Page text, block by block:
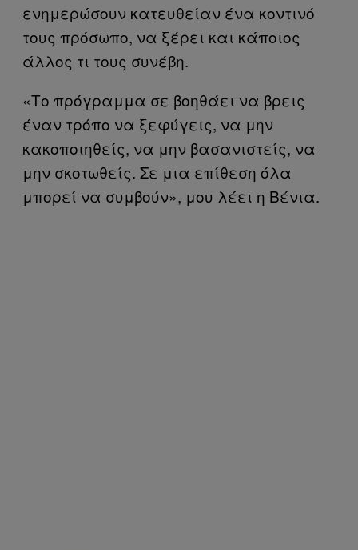
ενημερώσουν κατευθείαν ένα κοντινό
τους πρόσωπο, να ξέρει και κάποιος
άλλος τι τους συνέβη.
«Το πρόγραμμα σε βοηθάει να βρεις
έναν τρόπο να ξεφύγεις, να μην
κακοποιηθείς, να μην βασανιστείς, να
μην σκοτωθείς. Σε μια επίθεση όλα
μπορεί να συμβούν», μου λέει η Βένια.